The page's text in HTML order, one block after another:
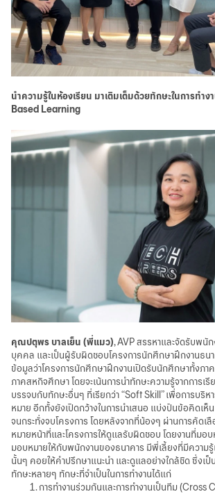
นำความรู้ในห้องเรียน มาเติมเต็มด้วยทักษะในการทำ
Based Learning
คุณปตุพร บาลเย็น (พี่แมว), AVP สรรหาและจัดรับพนั
บุคคล และเป็นผู้รับผิดชอบโครงการนักศึกษาฝึกงานธนา
ข้อมูลว่าโครงการนักศึกษาฝึกงานเปิดรับนักศึกษาทั้งภา
ภาคสหกิจศึกษา โดยจะเน้นการนำทักษะความรู้จากการเ
บรรจบกับทักษะอื่นๆ ที่เรียกว่า “Soft Skill” เพื่อการบริห
หมาย อีกทั้งยังเปิดกว้างในการนำเสนอ แบ่งปันข้อคิดเห็
จนกระทั่งจบโครงการ โดยหลังจากที่น้องๆ ผ่านการคัดเ
หมายหน้าที่และโครงการให้ดูแลรับผิดชอบ โดยงานที่มอ
มอบหมายให้กับพนักงานของธนาคาร มีพี่เลี้ยงที่มีความรู้
นั้นๆ คอยให้คำปรึกษาแนะนำ และดูแลอย่างใกล้ชิด ซึ่งเป็
ทักษะหลายๆ ทักษะที่จำเป็นในการทำงานได้แก่
การทำงานร่วมกันและการทำงานเป็นทีม (Cross